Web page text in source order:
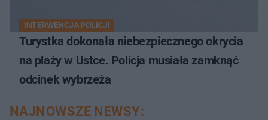
INTERWENCJA POLICJI
Turystka dokonała niebezpiecznego okrycia
na plaży w Ustce. Policja musiała zamknąć
odcinek wybrzeża
NAJNOWSZE NEWSY: